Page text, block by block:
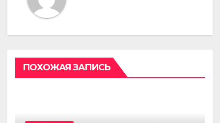
ПОХОЖАЯ ЗАПИСЬ